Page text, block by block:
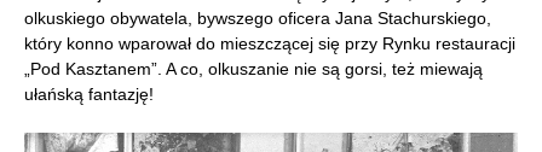
olkuskiego obywatela, bywszego oficera Jana Stachurskiego,
który konno wparował do mieszczącej się przy Rynku restauracji
„Pod Kasztanem”. A co, olkuszanie nie są gorsi, też miewają
ułańską fantazję!